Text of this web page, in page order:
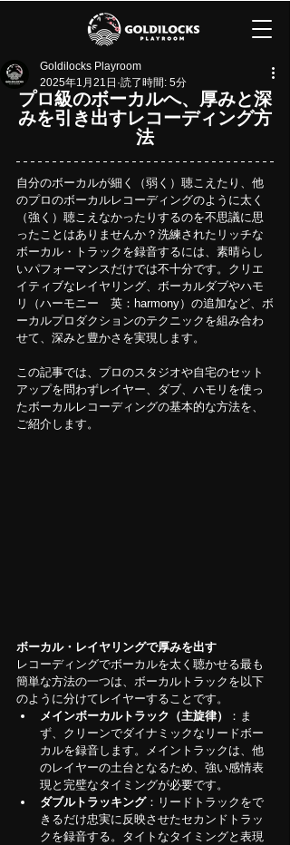
Goldilocks Playroom
2025年1月21日 読了時間: 5分
プロ級のボーカルへ、厚みと深
みを引き出すレコーディング方
法
自分のボーカルが細く（弱く）聴こえたり、他
のプロのボーカルレコーディングのように太く
（強く）聴こえなかったりするのを不思議に思
ったことはありませんか？洗練されたリッチな
ボーカル・トラックを録音するには、素晴らし
いパフォーマンスだけでは不十分です。クリエ
イティブなレイヤリング、ボーカルダブやハモ
リ（ハーモニー　英：harmony）の追加など、ボ
ーカルプロダクションのテクニックを組み合わ
せて、深みと豊かさを実現します。
この記事では、プロのスタジオや自宅のセット
アップを問わずレイヤー、ダブ、ハモリを使っ
たボーカルレコーディングの基本的な方法を、
ご紹介します。
ボーカル・レイヤリングで厚みを出す
レコーディングでボーカルを太く聴かせる最も
簡単な方法の一つは、ボーカルトラックを以下
のように分けてレイヤーすることです。
メインボーカルトラック（主旋律）
：ま
ず、クリーンでダイナミックなリードボー
カルを録音します。メイントラックは、他
のレイヤーの土台となるため、強い感情表
現と完璧なタイミングが必要です。
ダブルトラッキング：リードトラックをで
きるだけ忠実に反映させたセカンドトラッ
クを録音する。タイトなタイミングと表現